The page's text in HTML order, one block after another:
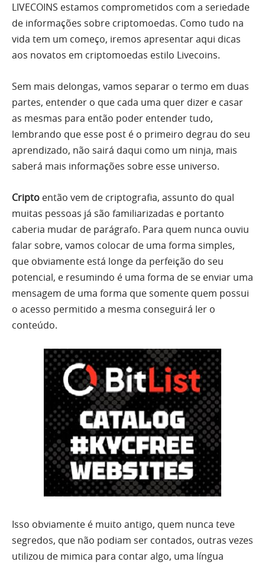
LIVECOINS estamos comprometidos com a seriedade
de informações sobre criptomoedas. Como tudo na
vida tem um começo, iremos apresentar aqui dicas
aos novatos em criptomoedas estilo Livecoins.
Sem mais delongas, vamos separar o termo em duas
partes, entender o que cada uma quer dizer e casar
as mesmas para então poder entender tudo,
lembrando que esse post é o primeiro degrau do seu
aprendizado, não sairá daqui como um ninja, mais
saberá mais informações sobre esse universo.
Cripto então vem de criptografia, assunto do qual
muitas pessoas já são familiarizadas e portanto
caberia mudar de parágrafo. Para quem nunca ouviu
falar sobre, vamos colocar de uma forma simples,
que obviamente está longe da perfeição do seu
potencial, e resumindo é uma forma de se enviar uma
mensagem de uma forma que somente quem possui
o acesso permitido a mesma conseguirá ler o
conteúdo.
Isso obviamente é muito antigo, quem nunca teve
segredos, que não podiam ser contados, outras vezes
utilizou de mimica para contar algo, uma língua